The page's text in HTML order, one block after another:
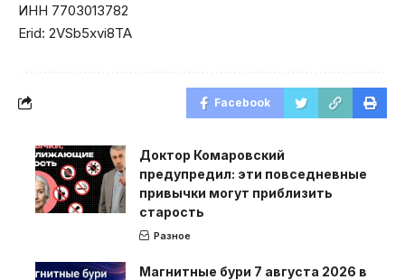
ИНН 7703013782
Erid: 2VSb5xvi8TA
Facebook
Доктор Комаровский
предупредил: эти повседневные
привычки могут приблизить
старость
Разное
Магнитные бури 7 августа 2026 в